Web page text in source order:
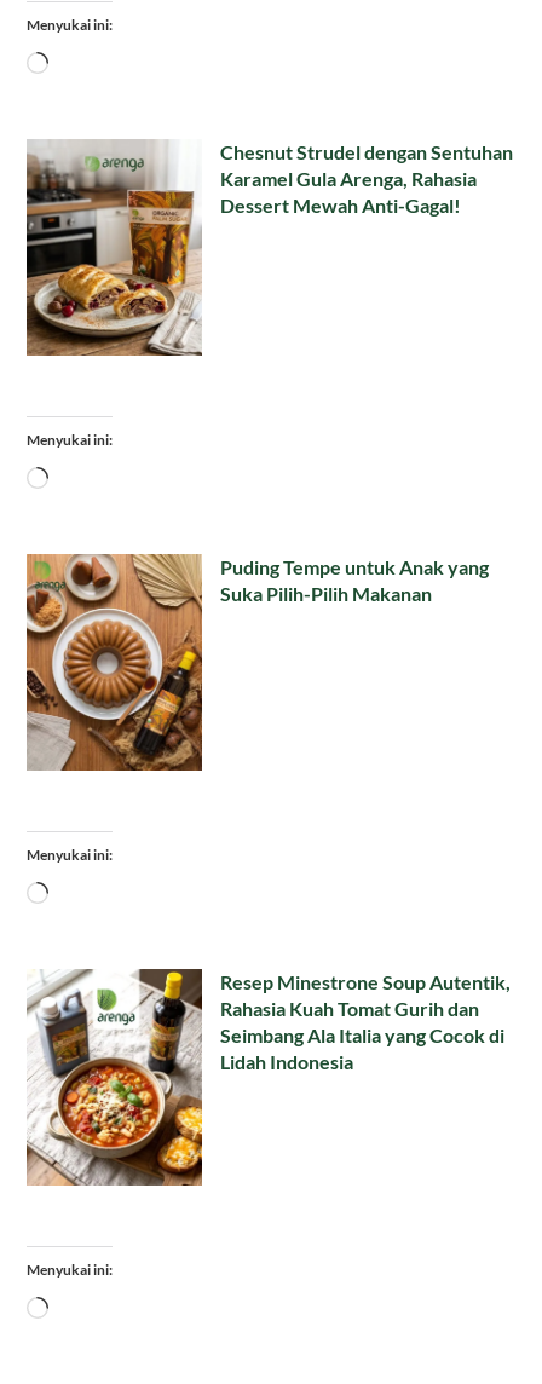
Menyukai ini:
Memuat...
Chesnut Strudel dengan Sentuhan
Karamel Gula Arenga, Rahasia
Dessert Mewah Anti-Gagal!
Menyukai ini:
Memuat...
Puding Tempe untuk Anak yang
Suka Pilih-Pilih Makanan
Menyukai ini:
Memuat...
Resep Minestrone Soup Autentik,
Rahasia Kuah Tomat Gurih dan
Seimbang Ala Italia yang Cocok di
Lidah Indonesia
Menyukai ini:
Memuat...